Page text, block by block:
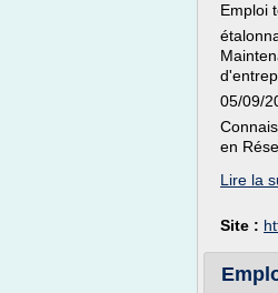
Emploi
05/09/
en
Lire la
Site :